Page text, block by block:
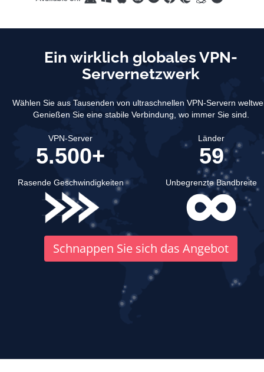
Ein wirklich globales VPN-
Servernetzwerk
Wählen Sie aus Tausenden von ultraschnellen VPN-Servern
Genießen Sie eine stabile Verbindung, wo immer Sie sind.
VPN-Server
5.500+
Länder
59
Rasende Geschwindigkeiten Unbegrenzte Bandbreite
Schnappen Sie sich das Angebot